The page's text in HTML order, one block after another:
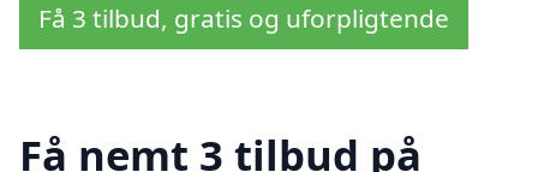
Få 3 tilbud, gratis og uforpligtende
Få nemt 3 tilbud på